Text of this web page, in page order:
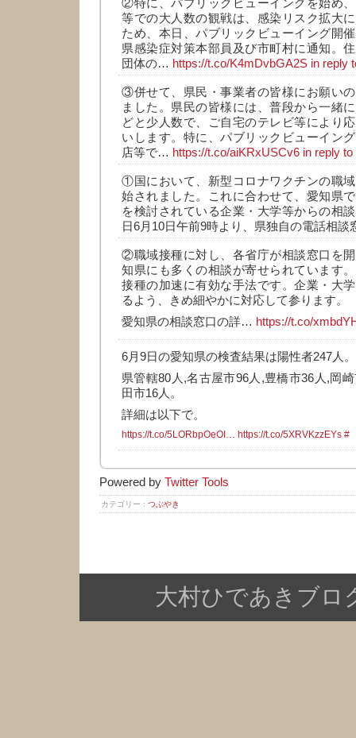
②特に、パブリックビューイングを始め
等での大人数の観戦は、感染リスク拡大
ため、本日、パブリックビューイング開
県感染症対策本部員及び市町村に通知。
団体の… https://t.co/K4mDvbGA2S in reply
③併せて、県民・事業者の皆様にお願い
ました。県民の皆様には、普段から一緒
どと少人数で、ご自宅のテレビ等により
いします。特に、パブリックビューイン
店等で… https://t.co/aiKRxUSCv6 in reply
①国において、新型コロナワクチンの職
始されました。これに合わせて、愛知県
を検討されている企業・大学等からの相
日6月10日午前9時より、県独自の電話相
②職域接種に対し、各省庁が相談窓口を
知県にも多くの相談が寄せられています
接種の加速に有効な手法です。企業・大
るよう、きめ細やかに対応して参ります。
愛知県の相談窓口の詳… https://t.co/
6月9日の愛知県の検査結果は陽性者247人。
県管轄80人,名古屋市96人,豊橋市36人,岡
田市16人。
詳細は以下で。
https://t.co/5LORbpOeOI… https://t.co/5XRVKzzEYs #
Powered by Twitter Tools
カテゴリー : つぶやき
大村ひであきブロ